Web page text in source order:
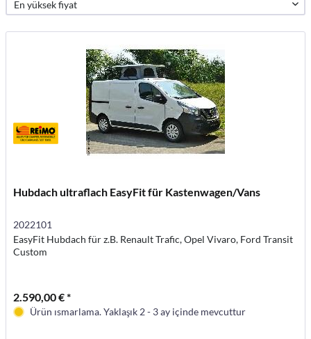
Hubdach ultraflach EasyFit für Kastenwagen/Vans
2022101
EasyFit Hubdach für z.B. Renault Trafic, Opel Vivaro, Ford Transit
Custom
2.590,00 € *
Ürün ısmarlama. Yaklaşık 2 - 3 ay içinde mevcuttur